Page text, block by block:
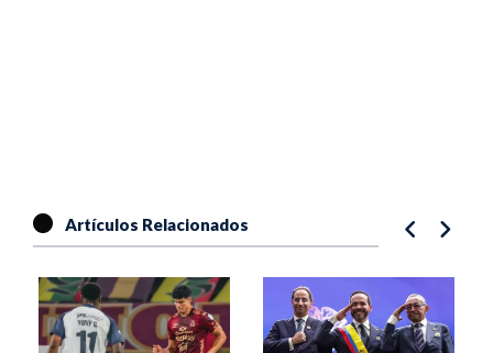
Artículos Relacionados